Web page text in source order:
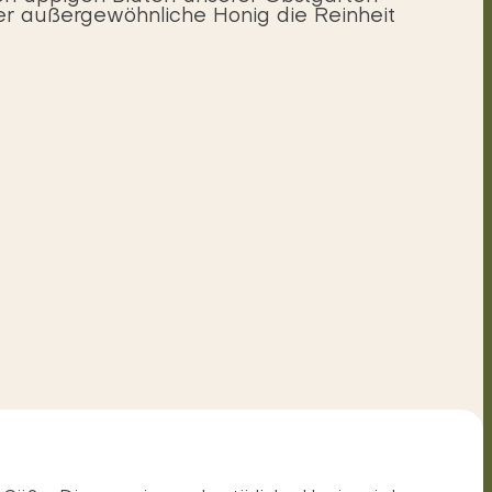
außergewöhnliche Honig die Reinheit